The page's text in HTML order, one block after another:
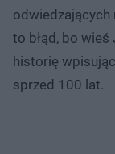
odwiedzających
to błąd, bo
historię
sprzed 100 lat.